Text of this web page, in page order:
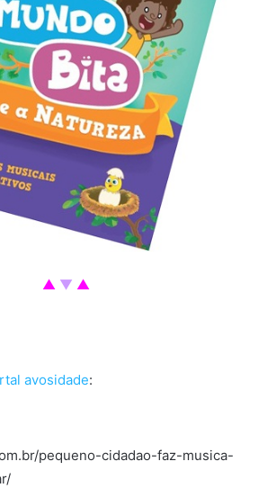
▲ ▼ ▲
avosidade:
pequeno-cidadao-faz-musica-